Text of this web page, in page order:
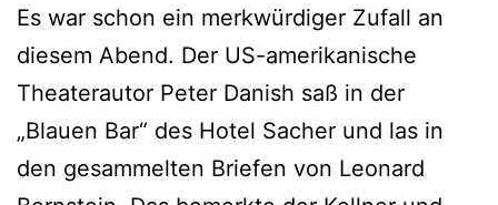
Es war schon ein merkwürdiger Zufall an
diesem Abend. Der US-amerikanische
Theaterautor Peter Danish saß in der
„Blauen Bar“ des Hotel Sacher und las in
den gesammelten Briefen von Leonard